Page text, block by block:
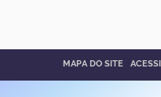
MAPA DO SITE